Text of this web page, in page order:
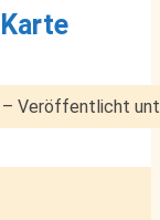
– Veröffentlicht